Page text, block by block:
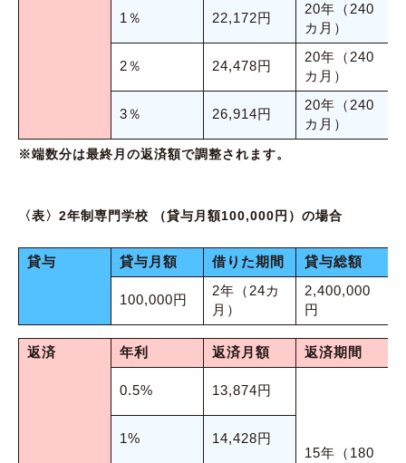
1％ 22,172円
20年（240
カ月）
2％ 24,478円
20年（240
カ月）
3％ 26,914円
20年（240
カ月）
※端数分は最終月の返済額で調整されます。
〈表〉2年制専門学校 （貸与月額100,000円）の場合
貸与 貸与月額 借りた期間 貸与総額
100,000円
2年（24カ
月）
2,400,000
円
返済 年利 返済月額 返済期間
0.5% 13,874円
15年（180
1% 14,428円